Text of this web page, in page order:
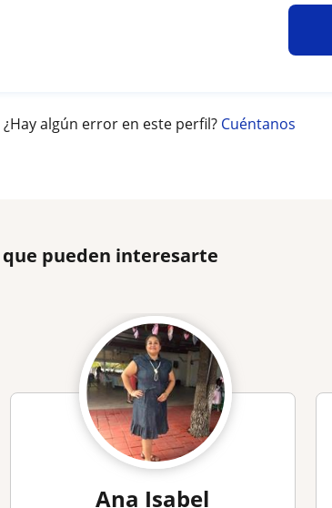
¿Hay algún error en este perfil? Cuéntanos
pueden interesarte
Ana Isabel